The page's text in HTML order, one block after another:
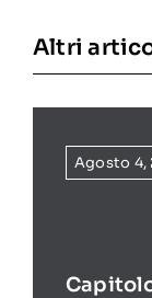
Altri
Agosto 4,